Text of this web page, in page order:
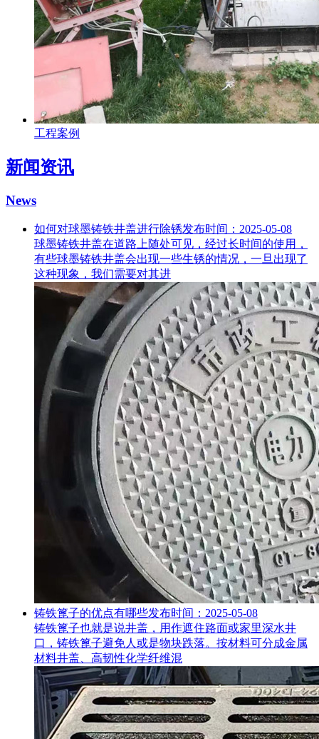
工程案例
新闻资讯
News
如何对球墨铸铁井盖进行除锈发布时间：2025-05-08
球墨铸铁井盖在道路上随处可见，经过长时间的使用，
有些球墨铸铁井盖会出现一些生锈的情况，一旦出现了
这种现象，我们需要对其进
铸铁篦子的优点有哪些发布时间：2025-05-08
铸铁篦子也就是说井盖，用作遮住路面或家里深水井
口，铸铁篦子避免人或是物块跌落。按材料可分成金属
材料井盖、高韧性化学纤维混